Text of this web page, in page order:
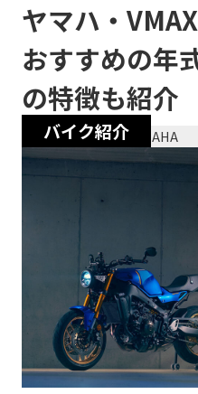
バイク紹介
ヤマハ・
おすすめの年
の特徴も紹介
2023/12/28 YAMAHA